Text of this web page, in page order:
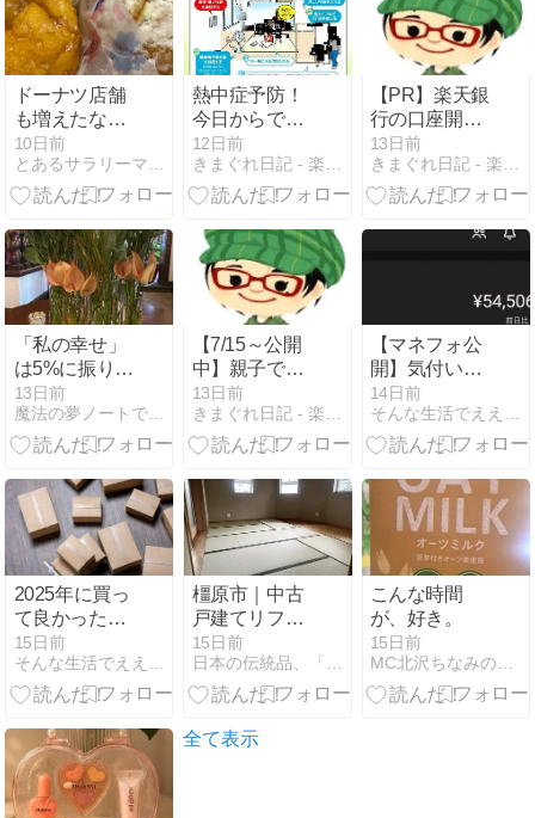
モデルを厳選
ドーナツ店舗
も増えたな
～。
10日前
とあるサラリーマンのたわ言２
熱中症予防！
今日からでき
る基本対策
12日前
きまぐれ日記 - 楽天ブログ
【PR】楽天銀
行の口座開設
は紹介コード
がお得！メリ
ット徹底解説
13日前
きまぐれ日記 - 楽天ブログ
「私の幸せ」
は5%に振り回
されるもので
はない
13日前
魔法の夢ノートで叶えるわたしらしいライフスタイル
【7/15～公開
中】親子で楽
しむ絵本の読
み聞かせ動画
（あかずきん
13日前
きまぐれ日記 - 楽天ブログ
【マネフォ公
開】気付いた
ら、資産5400
万。40歳手前
の普通の会社
間にか」準富
裕層になれた
理由
14日前
そんな生活でええんか？
2025年に買っ
て良かったニ
ッチなガジェ
ット20選 生産
性を極限まで
資
15日前
そんな生活でええんか？
橿原市｜中古
戸建てリフォ
ーム物件の畳
表張り替え(表
替え)計15.5畳
15日前
日本の伝統品、「畳たたみ」の魅力！
こんな時間
が、好き。
15日前
MC北沢ちなみのシンプルライフワークと女磨き
全て表示